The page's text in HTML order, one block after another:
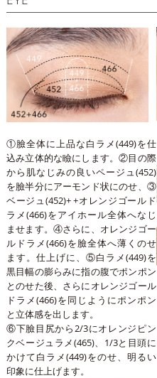
①臉全体に上品な白ラメ(449)を仕
込み立体的な瞼にします。②目の際
から肌なじみの良いページュ(452)
を臉半分にアーモンド状にのせ、③
ベージュ(452)+ +オレンジゴールド
ラメ(466)をアイホール全体へなじ
ませます。④さらに、オレンジゴー
ルドラメ(466)を臉全体へ薄くのせ
ます。仕上げに、⑤白ラメ(449)を
黒目幅の膨らみに指の腹でポンポン
とのせた後、さらにオレンジゴール
ドラメ(466)を同じようにポンポン
と立体感を出します。
⑥下臉目尻から2/3にオレンジピン
クベージュラメ(465)、1/3と目頭に
かけて白ラメ(449)をのせ、明るい
印象に仕上げます。